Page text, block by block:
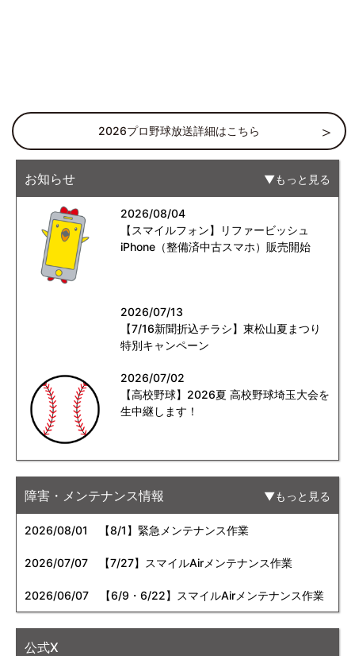
2026プロ野球放送詳細はこちら
お知らせ もっと見る
2026/08/04
【スマイルフォン】リファービッシュ
iPhone（整備済中古スマホ）販売開始
2026/07/13
【7/16新聞折込チラシ】東松山夏まつり
特別キャンペーン
2026/07/02
【高校野球】2026夏 高校野球埼玉大会を
生中継します！
障害・メンテナンス情報 もっと見る
2026/08/01 【8/1】緊急メンテナンス作業
2026/07/07 【7/27】スマイルAirメンテナンス作業
2026/06/07 【6/9・6/22】スマイルAirメンテナンス作業
公式X